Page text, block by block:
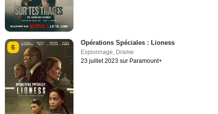
6
Opérations Spéciales : Lioness
Espionnage, Drame
23 juillet 2023 sur Paramount+